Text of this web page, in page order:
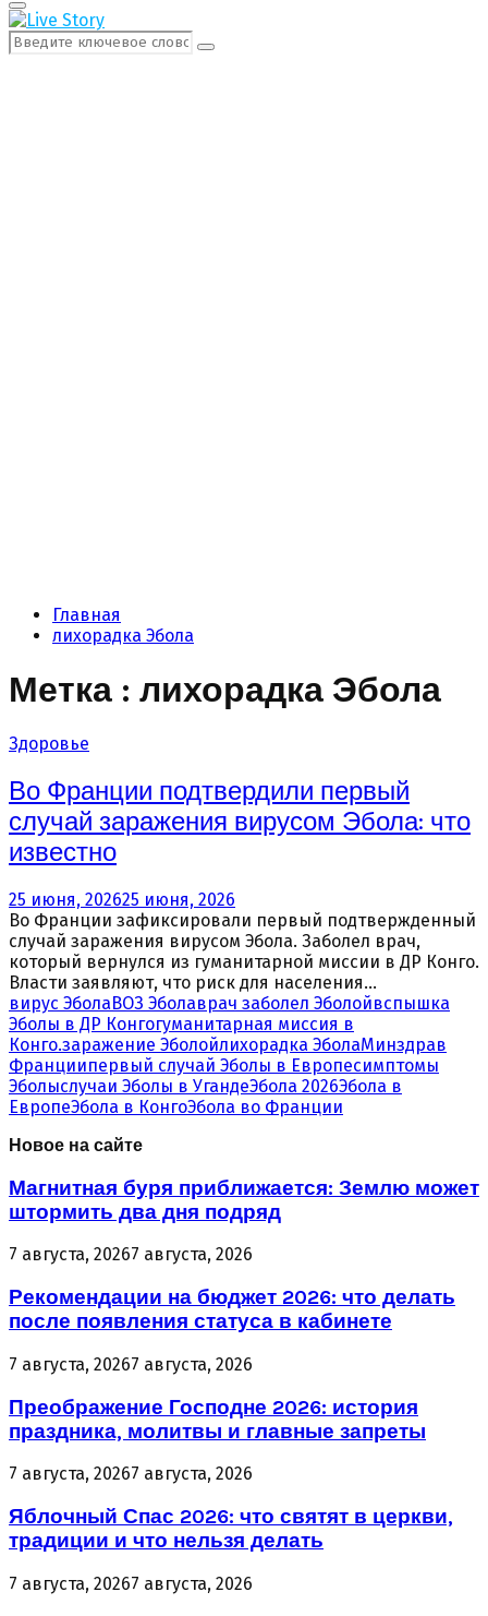
Первичное
Меню
Поиск:
Поиск
Главная
лихорадка Эбола
Метка : лихорадка Эбола
Здоровье
Во Франции подтвердили первый
случай заражения вирусом Эбола: что
известно
25 июня, 202625 июня, 2026
Во Франции зафиксировали первый подтвержденный
случай заражения вирусом Эбола. Заболел врач,
который вернулся из гуманитарной миссии в ДР Конго.
Власти заявляют, что риск для населения...
вирус ЭболаВОЗ Эболаврач заболел Эболойвспышка
Эболы в ДР Конгогуманитарная миссия в
Конго.заражение Эболойлихорадка ЭболаМинздрав
Франциипервый случай Эболы в Европесимптомы
Эболыслучаи Эболы в УгандеЭбола 2026Эбола в
ЕвропеЭбола в КонгоЭбола во Франции
Новое на сайте
Магнитная буря приближается: Землю может
штормить два дня подряд
7 августа, 20267 августа, 2026
Рекомендации на бюджет 2026: что делать
после появления статуса в кабинете
7 августа, 20267 августа, 2026
Преображение Господне 2026: история
праздника, молитвы и главные запреты
7 августа, 20267 августа, 2026
Яблочный Спас 2026: что святят в церкви,
традиции и что нельзя делать
7 августа, 20267 августа, 2026